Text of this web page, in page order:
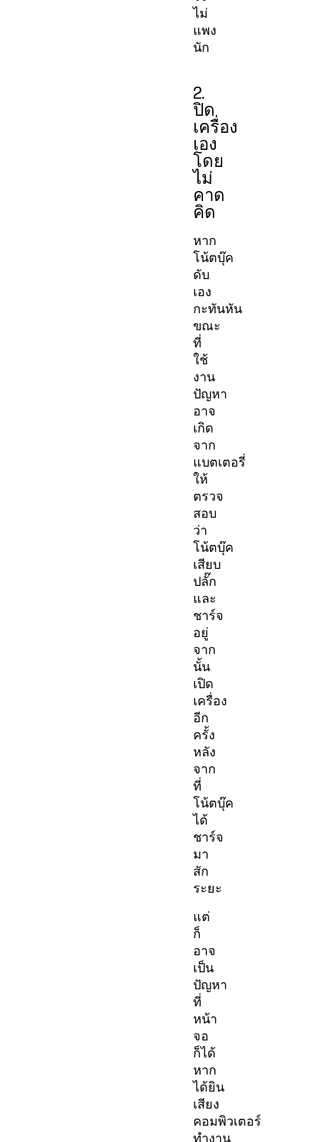
ไม่
แพง
นัก
2.
ปิด
เครื่อง
เอง
โดย
ไม่
คาด
คิด
หาก
โน้ตบุ๊ค
ดับ
เอง
กะทันหัน
ขณะ
ที่
ใช้
งาน
ปัญหา
อาจ
เกิด
จาก
แบตเตอรี่
ให้
ตรวจ
สอบ
ว่า
โน้ตบุ๊ค
เสียบ
ปลั๊ก
และ
ชาร์จ
อยู่
จาก
นั้น
เปิด
เครื่อง
อีก
ครั้ง
หลัง
จาก
ที่
โน้ตบุ๊ค
ได้
ชาร์จ
มา
สัก
ระยะ
แต่
ก็
อาจ
เป็น
ปัญหา
ที่
หน้า
จอ
ก็ได้
หาก
ได้ยิน
เสียง
คอมพิวเตอร์
ทำงาน